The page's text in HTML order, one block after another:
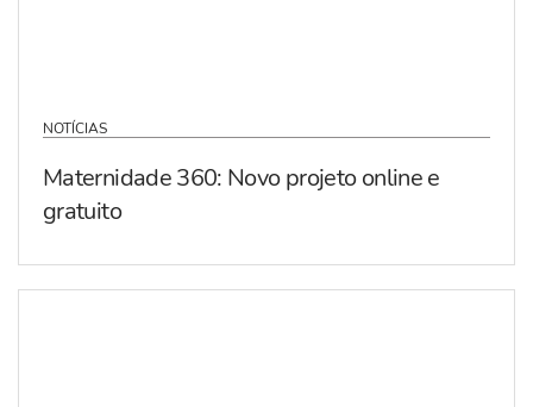
NOTÍCIAS
Maternidade 360: Novo projeto online e
gratuito